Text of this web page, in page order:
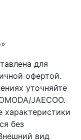
для
офертой.
уточняйте
JAECOO.
характеристики
без
вид